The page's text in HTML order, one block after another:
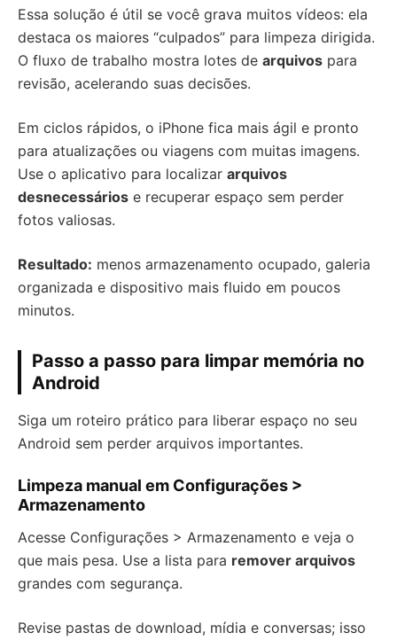
Essa solução é útil se você grava muitos vídeos: ela
destaca os maiores “culpados” para limpeza dirigida.
O fluxo de trabalho mostra lotes de arquivos para
revisão, acelerando suas decisões.
Em ciclos rápidos, o iPhone fica mais ágil e pronto
para atualizações ou viagens com muitas imagens.
Use o aplicativo para localizar arquivos
desnecessários e recuperar espaço sem perder
fotos valiosas.
Resultado: menos armazenamento ocupado, galeria
organizada e dispositivo mais fluido em poucos
minutos.
Passo a passo para limpar memória no
Android
Siga um roteiro prático para liberar espaço no seu
Android sem perder arquivos importantes.
Limpeza manual em Configurações >
Armazenamento
Acesse Configurações > Armazenamento e veja o
que mais pesa. Use a lista para remover arquivos
grandes com segurança.
Revise pastas de download, mídia e conversas; isso